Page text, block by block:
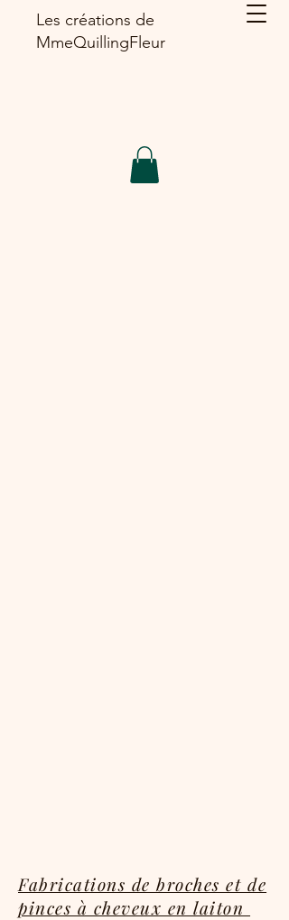
Les créations de
MmeQuillingFleur
Fabrications de broches et de
pinces à cheveux en laiton